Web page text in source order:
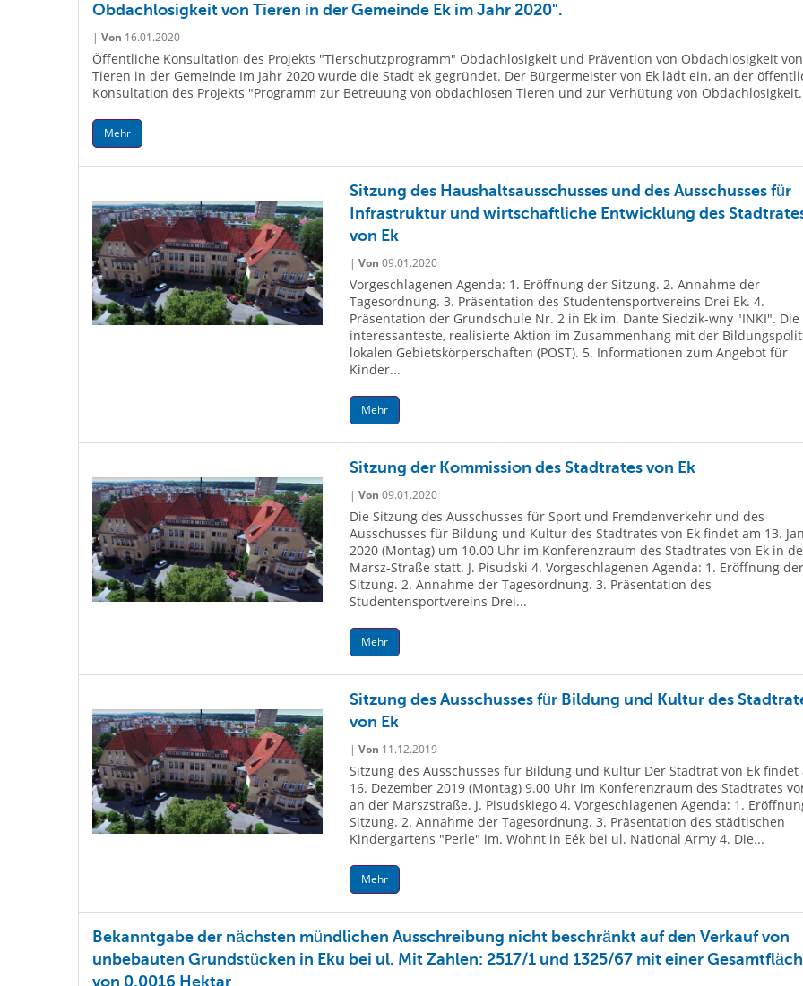
Obdachlosigkeit von Tieren in der Gemeinde Ek im Jahr 2020".
| Von 16.01.2020
Öffentliche Konsultation des Projekts "Tierschutzprogramm" Obdachlosigkeit und Prävention von Obdachlosigkeit von
Tieren in der Gemeinde Im Jahr 2020 wurde die Stadt ek gegründet. Der Bürgermeister von Ek lädt ein, an der
Konsultation des Projekts "Programm zur Betreuung von obdachlosen Tieren und zur Verhütung von
Mehr
Sitzung des Haushaltsausschusses und des Ausschusses für
Infrastruktur und wirtschaftliche Entwicklung des
von Ek
| Von 09.01.2020
Vorgeschlagenen Agenda: 1. Eröffnung der Sitzung. 2. Annahme der
Tagesordnung. 3. Präsentation des Studentensportvereins Drei Ek. 4.
Präsentation der Grundschule Nr. 2 in Ek im. Dante Siedzik-wny "INKI". Die
interessanteste, realisierte Aktion im Zusammenhang mit der
lokalen Gebietskörperschaften (POST). 5. Informationen zum Angebot für
Kinder...
Mehr
Sitzung der Kommission des Stadtrates von Ek
| Von 09.01.2020
Die Sitzung des Ausschusses für Sport und Fremdenverkehr und des
Ausschusses für Bildung und Kultur des Stadtrates von Ek findet am 13.
2020 (Montag) um 10.00 Uhr im Konferenzraum des Stadtrates von Ek in
Marsz-Straße statt. J. Pisudski 4. Vorgeschlagenen Agenda: 1. Eröffnung der
Sitzung. 2. Annahme der Tagesordnung. 3. Präsentation des
Studentensportvereins Drei...
Mehr
Sitzung des Ausschusses für Bildung und Kultur des
von Ek
| Von 11.12.2019
Sitzung des Ausschusses für Bildung und Kultur Der Stadtrat von Ek findet
16. Dezember 2019 (Montag) 9.00 Uhr im Konferenzraum des Stadtrates
an der Marszstraße. J. Pisudskiego 4. Vorgeschlagenen Agenda: 1.
Sitzung. 2. Annahme der Tagesordnung. 3. Präsentation des städtischen
Kindergartens "Perle" im. Wohnt in Eék bei ul. National Army 4. Die...
Mehr
Bekanntgabe der nächsten mündlichen Ausschreibung nicht beschränkt auf den Verkauf von
unbebauten Grundstücken in Eku bei ul. Mit Zahlen: 2517/1 und 1325/67 mit einer
von 0,0016 Hektar